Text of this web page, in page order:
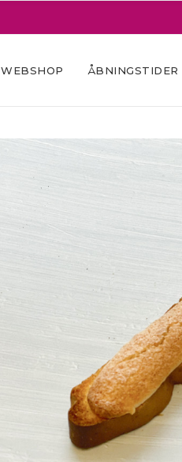
WEBSHOP ÅBNINGSTIDER